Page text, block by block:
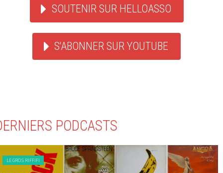
SOUTENIR SUR HELLOASSO
S'ABONNER SUR YOUTUBE
PODCASTS
LE GROS RIFFIFI